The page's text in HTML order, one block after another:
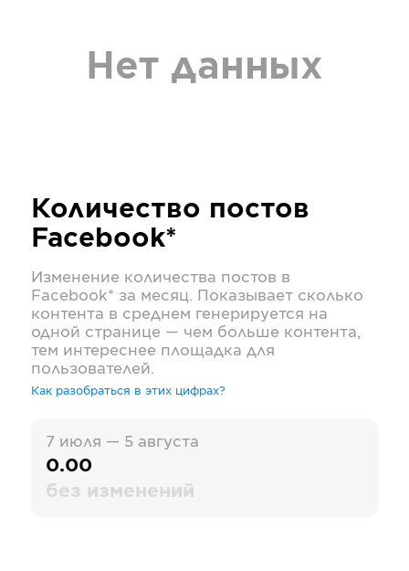
Нет данных
Количество постов
Facebook*
Изменение количества постов в
Facebook* за месяц. Показывает сколько
контента в среднем генерируется на
одной странице — чем больше контента,
тем интереснее площадка для
пользователей.
Как разобраться в этих цифрах?
7 июля — 5 августа
0.00
без изменений